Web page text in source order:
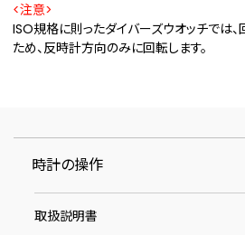
<注意>
ISO規格に則ったダイバーズウオッチでは
ため、反時計方向のみに回転します。
時計の操作
取扱説明書